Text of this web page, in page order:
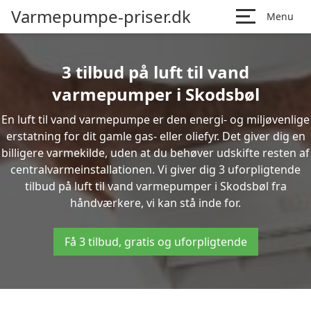
Varmepumpe-priser.dk Menu
3 tilbud på luft til vand
varmepumper i Skodsbøl
En luft til vand varmepumpe er den energi- og miljøvenlige
erstatning for dit gamle gas- eller oliefyr. Det giver dig en
billigere varmekilde, uden at du behøver udskifte resten af
centralvarmeinstallationen. Vi giver dig 3 uforpligtende
tilbud på luft til vand varmepumper i Skodsbøl fra
håndværkere, vi kan stå inde for.
Få 3 tilbud, gratis og uforpligtende